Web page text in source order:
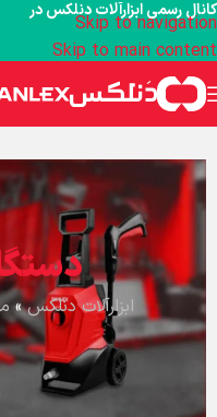
Skip to navigation
Skip to main content
ابزارآلات دنلکس»
کانال رسمی ابزارآلات دنلکس در